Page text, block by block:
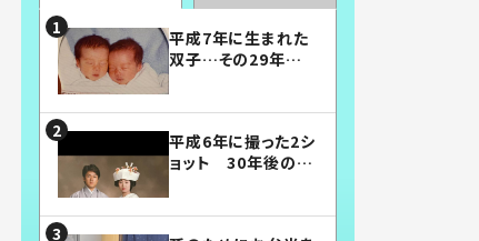
平成7年に生まれた
双子…その29年後
平成6年に撮った2シ
ョット 30年後の姿